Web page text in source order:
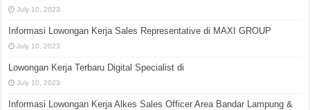
July 10, 2023
Informasi Lowongan Kerja Sales Representative di MAXI GROUP
July 10, 2023
Lowongan Kerja Terbaru Digital Specialist di
July 10, 2023
Informasi Lowongan Kerja Alkes Sales Officer Area Bandar Lampung &